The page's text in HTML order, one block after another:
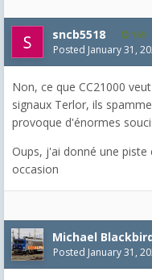
sncb5518 169
Posted January 31,
Non, ce que CC21000
signaux Terlor, ils
provoque d'énormes
Oups, j'ai donné une
occasion
Michael
Posted January 31,